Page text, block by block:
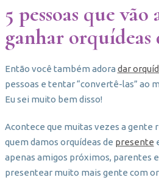
5 pessoas que
ganhar orquídeas
Então você também adora dar
pessoas e tentar “convertê-las” ao
Eu sei muito bem disso!
Acontece que muitas vezes a gente
quem damos orquídeas de presente
apenas amigos próximos, parentes
presentear muito mais gente com